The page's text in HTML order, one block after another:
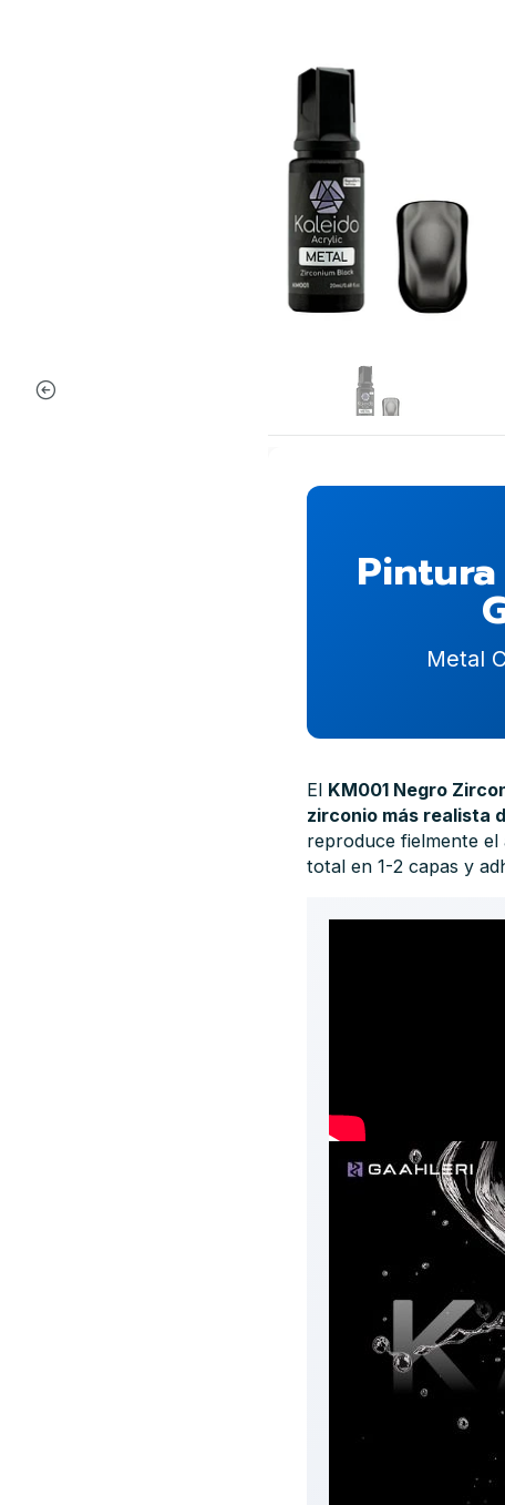
Metal
El KM001 Negro
zirconio más realista
reproduce fielmente
total en 1-2 capas y